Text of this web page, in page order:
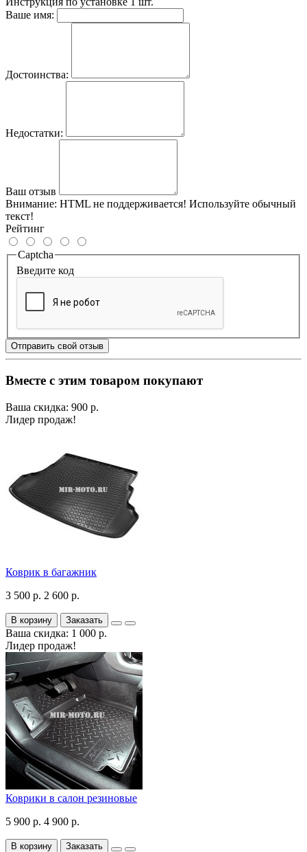
Ваше имя:
Достоинства:
Недостатки:
Ваш отзыв
Внимание: HTML не поддерживается! Используйте обычный
текст!
Рейтинг
Captcha
Введите код
Отправить свой отзыв
Вместе с этим товаром покупают
Ваша скидка: 900 р.
Лидер продаж!
Коврик в багажник
3 500 р. 2 600 р.
В корзину Заказать
Ваша скидка: 1 000 р.
Лидер продаж!
Коврики в салон резиновые
5 900 р. 4 900 р.
В корзину Заказать